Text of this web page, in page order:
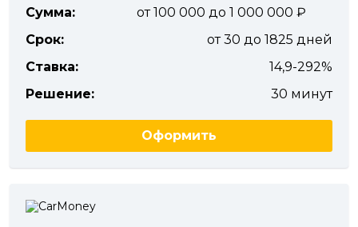
Сумма:
от 100 000 до 1 000 000
Срок:
от 30 до 1825 дней
Ставка:
14,9-292%
Решение:
30 минут
Оформить